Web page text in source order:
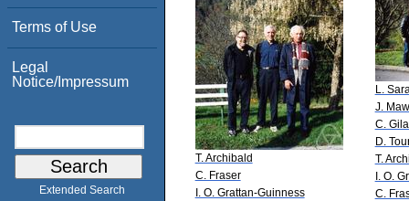
Terms of Use
Legal
Notice/Impressum
Extended Search
T. Archibald
C. Fraser
I. O. Grattan-Guinness
L.
J.
C.
D.
T.
I. O.
C.